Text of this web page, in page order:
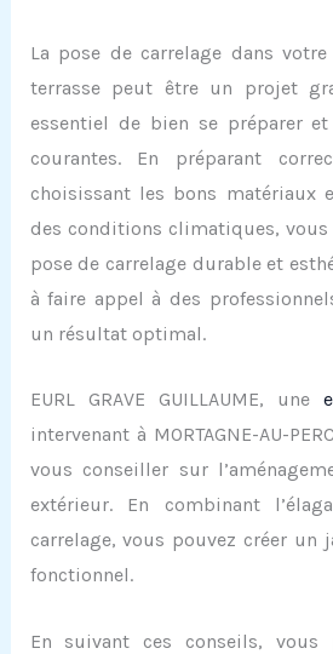
La pose de carrelage dans
terrasse peut être un projet
essentiel de bien se préparer
courantes. En préparant
choisissant les bons matériaux
des conditions climatiques,
pose de carrelage durable et
à faire appel à des
un résultat optimal.
EURL GRAVE GUILLAUME, une
intervenant à MORTAGNE-AU-
vous conseiller sur
extérieur. En combinant
carrelage, vous pouvez créer un
fonctionnel.
En suivant ces conseils, vous